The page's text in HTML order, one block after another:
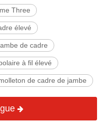
Three
élevé
de cadre
à fil élevé
de cadre de jambe